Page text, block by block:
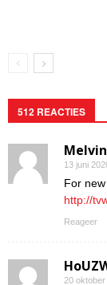
512 REACTIES
13 juni
For new
http://
Reageer
20